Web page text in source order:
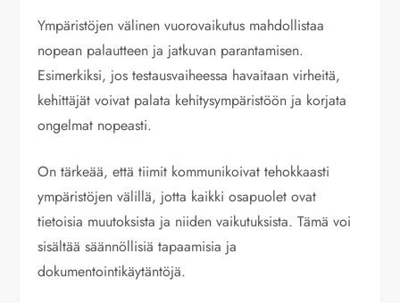
Ympäristöjen välinen vuorovaikutus mahdollistaa
nopean palautteen ja jatkuvan parantamisen.
Esimerkiksi, jos testausvaiheessa havaitaan virheitä,
kehittäjät voivat palata kehitysympäristöön ja korjata
ongelmat nopeasti.
On tärkeää, että tiimit kommunikoivat tehokkaasti
ympäristöjen välillä, jotta kaikki osapuolet ovat
tietoisia muutoksista ja niiden vaikutuksista. Tämä voi
sisältää säännöllisiä tapaamisia ja
dokumentointikäytäntöjä.